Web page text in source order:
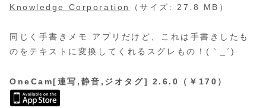
Knowledge Corporation
（サイズ: 27.8 MB）
同じく手書きメモ アプリだけど、これは手書きしたも
のをテキストに変換してくれるスグレもの！(｀_´)ゞ
OneCam[連写,静音,ジオタグ] 2.6.0（￥170）